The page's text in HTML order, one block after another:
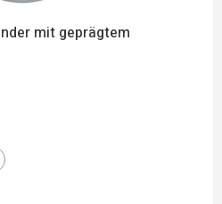
mit geprägtem